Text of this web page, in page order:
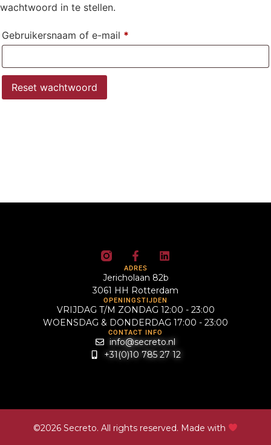
wachtwoord in te stellen.
Gebruikersnaam of e-mail *
Reset wachtwoord
ADRES
Jericholaan 82b
3061 HH Rotterdam
OPENINGSTIJDEN
VRIJDAG T/M ZONDAG 12:00 - 23:00
WOENSDAG & DONDERDAG 17:00 - 23:00
CONTACT INFO
info@secreto.nl
+31(0)10 785 27 12
©2026 Secreto. All rights reserved. Made with